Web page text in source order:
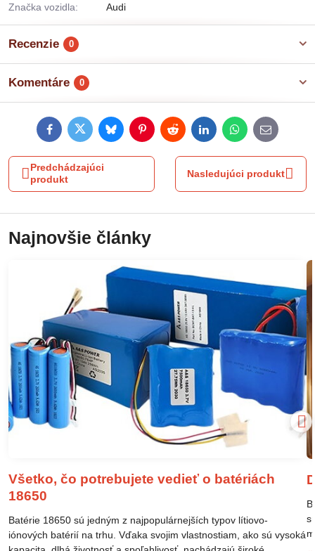
Značka vozidla: Audi
Recenzie 0
Komentáre 0
FacebookTwitterBlueskyPinterestRedditLinkedInWhatsApp
E-
mail
Predchádzajúci
produkt
Nasledujúci produkt
Najnovšie články
Všetko, čo potrebujete vedieť o batériách
18650
Batérie 18650 sú jedným z najpopulárnejších typov lítiovo-
iónových batérií na trhu. Vďaka svojim vlastnostiam, ako sú vysoká